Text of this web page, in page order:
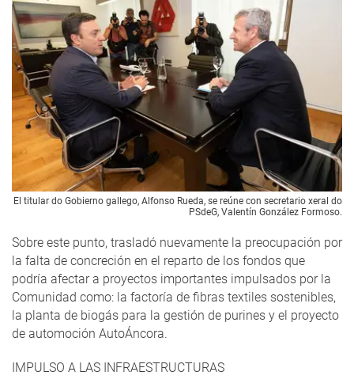
El titular do Gobierno gallego, Alfonso Rueda, se reúne con secretario xeral do
PSdeG, Valentín González Formoso.
Sobre este punto, trasladó nuevamente la preocupación por
la falta de concreción en el reparto de los fondos que
podría afectar a proyectos importantes impulsados por la
Comunidad como: la factoría de fibras textiles sostenibles,
la planta de biogás para la gestión de purines y el proyecto
de automoción AutoÁncora.
IMPULSO A LAS INFRAESTRUCTURAS